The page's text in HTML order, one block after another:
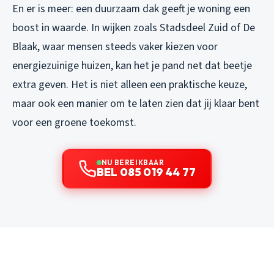
En er is meer: een duurzaam dak geeft je woning een
boost in waarde. In wijken zoals Stadsdeel Zuid of De
Blaak, waar mensen steeds vaker kiezen voor
energiezuinige huizen, kan het je pand net dat beetje
extra geven. Het is niet alleen een praktische keuze,
maar ook een manier om te laten zien dat jij klaar bent
voor een groene toekomst.
NU BEREIKBAAR
BEL 085 019 44 77